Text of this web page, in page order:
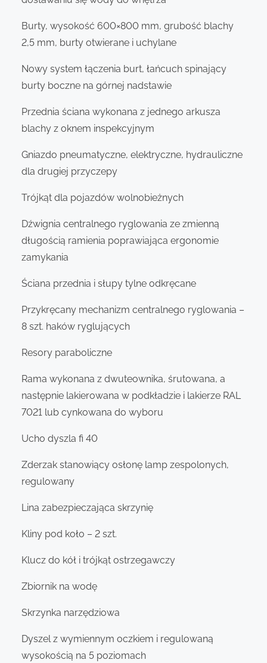
Burty, wysokość 600×800 mm, grubość blachy
2,5 mm, burty otwierane i uchylane
Nowy system łączenia burt, łańcuch spinający
burty boczne na górnej nadstawie
Przednia ściana wykonana z jednego arkusza
blachy z oknem inspekcyjnym
Gniazdo pneumatyczne, elektryczne, hydrauliczne
dla drugiej przyczepy
Trójkąt dla pojazdów wolnobieżnych
Dźwignia centralnego ryglowania ze zmienną
długością ramienia poprawiająca ergonomie
zamykania
Ściana przednia i słupy tylne odkręcane
Przykręcany mechanizm centralnego ryglowania –
8 szt. haków ryglujących
Resory paraboliczne
Rama wykonana z dwuteownika, śrutowana, a
następnie lakierowana w podkładzie i lakierze RAL
7021 lub cynkowana do wyboru
Ucho dyszla fi 40
Zderzak stanowiący osłonę lamp zespolonych,
regulowany
Lina zabezpieczająca skrzynię
Kliny pod koło – 2 szt.
Klucz do kół i trójkąt ostrzegawczy
Zbiornik na wodę
Skrzynka narzędziowa
Dyszel z wymiennym oczkiem i regulowaną
wysokością na 5 poziomach